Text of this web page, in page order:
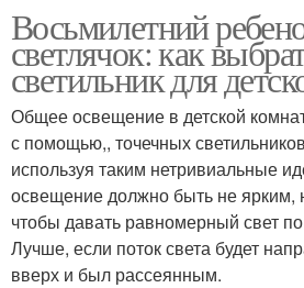
Восьмилетний
светлячок: как
светильник для
Общее освещение в детской
с помощью,, точечных
используя таким нетривиальные
освещение должно быть не ярким,
чтобы давать равномерный свет
Лучше, если поток света будет
вверх и был рассеянным.